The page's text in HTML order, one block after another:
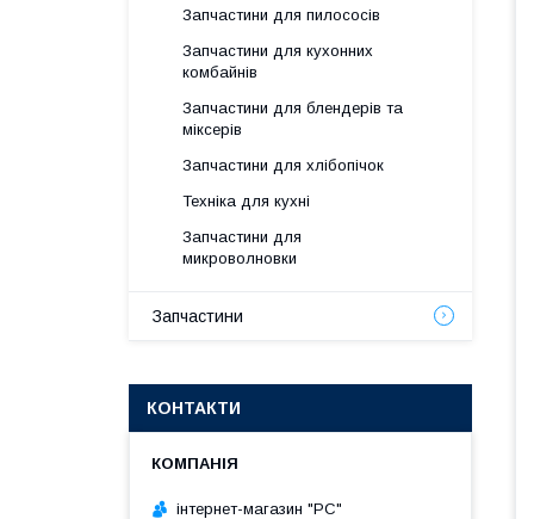
Запчастини для пилососів
Запчастини для кухонних
комбайнів
Запчастини для блендерів та
міксерів
Запчастини для хлібопічок
Техніка для кухні
Запчастини для
микроволновки
Запчастини
КОНТАКТИ
інтернет-магазин "РС"